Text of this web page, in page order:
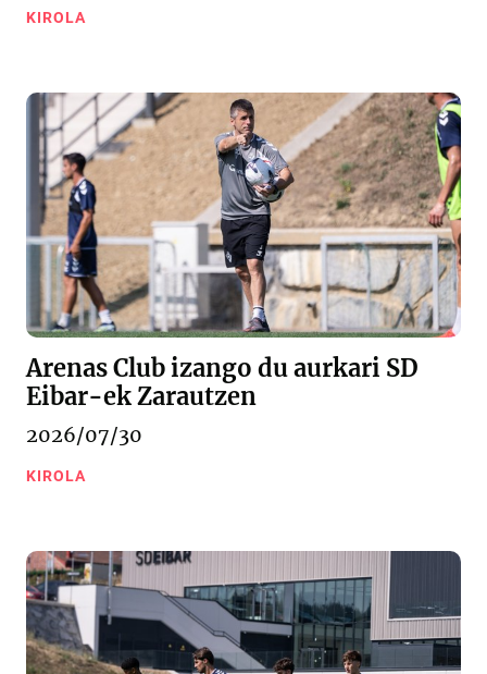
KIROLA
Arenas Club izango du aurkari SD
Eibar-ek Zarautzen
2026/07/30
KIROLA